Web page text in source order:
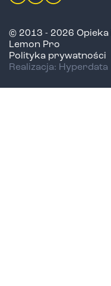
© 2013 - 2026
Lemon Pro
Polityka prywatności
Realizacja: Hyperdata